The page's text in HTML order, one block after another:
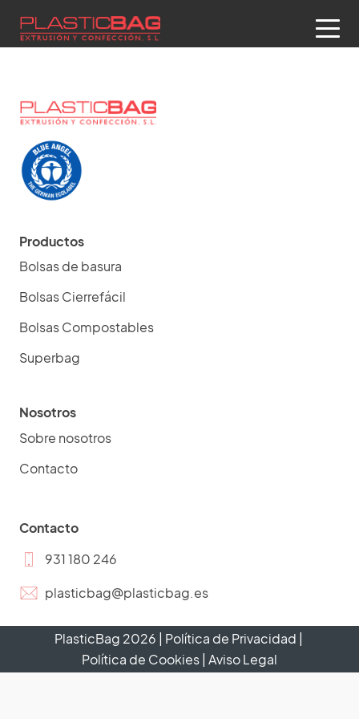
Productos
Bolsas de basura
Bolsas Cierrefácil
Bolsas Compostables
Superbag
Nosotros
Sobre nosotros
Contacto
Contacto
931 180 246
plasticbag@plasticbag.es
PlasticBag 2026 Política de Privacidad
Política de Cookies Aviso Legal